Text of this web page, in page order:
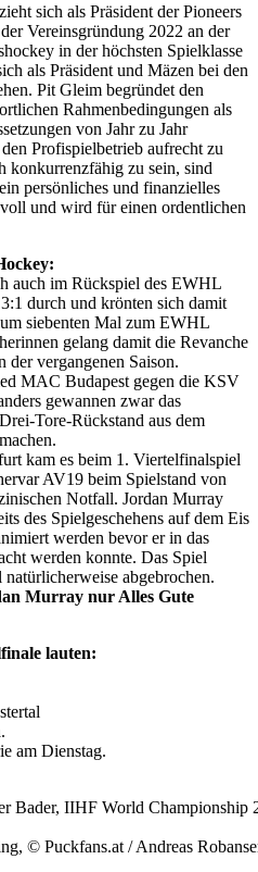
sich als Präsident der Pioneers
Vereinsgründung 2022 an der
in der höchsten Spielklasse
als Präsident und Mäzen bei den
Pit Gleim begründet den
Rahmenbedingungen als
von Jahr zu Jahr
Profispielbetrieb aufrecht zu
konkurrenzfähig zu sein, sind
persönliches und finanzielles
und wird für einen ordentlichen
auch im Rückspiel des EWHL
durch und krönten sich damit
siebenten Mal zum EWHL
gelang damit die Revanche
der vergangenen Saison.
MAC Budapest gegen die KSV
gewannen zwar das
Tore-Rückstand aus dem
kam es beim 1. Viertelfinalspiel
AV19 beim Spielstand von
Notfall. Jordan Murray
des Spielgeschehens auf dem Eis
werden bevor er in das
werden konnte. Das Spiel
abgebrochen.
Murray nur Alles Gute
lauten:
am Dienstag.
Bader, IIHF World Championship
© Puckfans.at / Andreas